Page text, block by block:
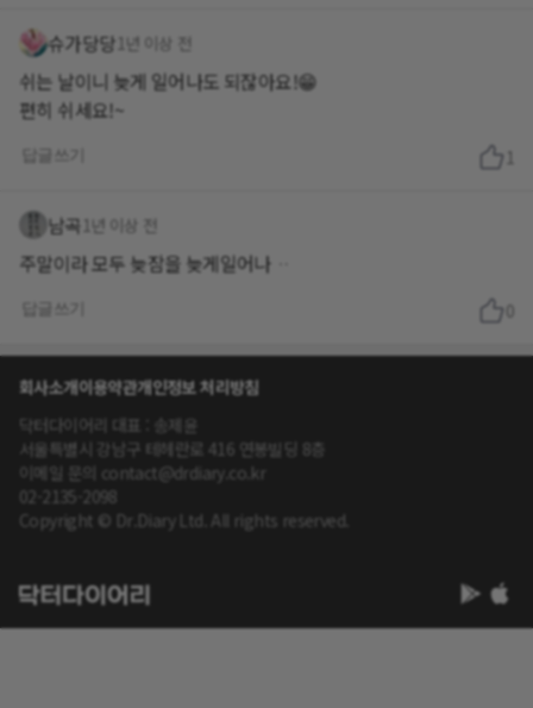
슈가당당 1년 이상 전
쉬는 날이니 늦게 일어나도 되잖아요!😁
편히 쉬세요!~
1
남곡 1년 이상 전
주말이라 모두 늦잠을 늦게일어나 ᆢ
회사소개이용약관개인정보 처리방침
닥터다이어리 대표 : 송제윤
서울특별시 강남구 테헤란로 416 연봉빌딩 8층
이메일 문의 contact@drdiary.co.kr
02-2135-2098
Copyright © Dr.Diary Ltd. All rights reserved.